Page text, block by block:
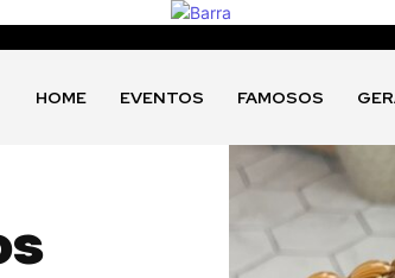
HOME EVENTOS FAMOSOS